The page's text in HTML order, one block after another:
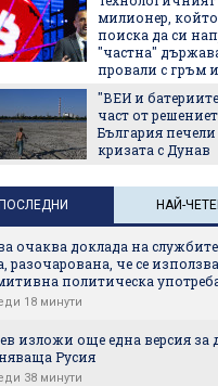
милионер, който
поиска да си
"частна"
провали с гръм
"ВЕИ и
част от
България печели
кризата с Дунав
НАЙ-
очаква доклада на службите
разочарована, че се
политическа
18 минути
изложи още една версия за
Русия
38 минути